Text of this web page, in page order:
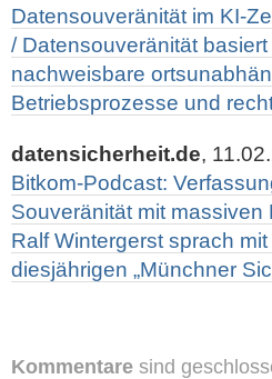
Datensouveränität im KI-
/ Datensouveränität
nachweisbare
Betriebsprozesse und
datensicherheit.de,
Bitkom-Podcast:
Souveränität mit massiven
Ralf Wintergerst sprach
diesjährigen „Münchner
Kommentare sind